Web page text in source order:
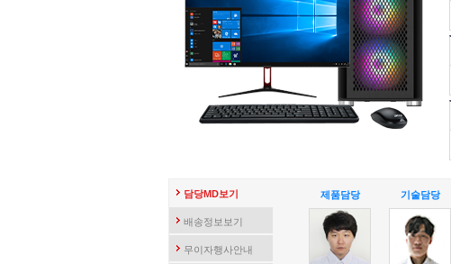
담당MD보기
배송정보보기
무이자행사안내
제품담당 기술담당